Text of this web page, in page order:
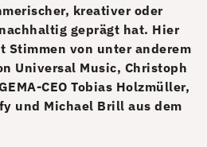
kreativer oder
geprägt hat. Hier
Stimmen von unter anderem
Universal Music, Christoph
CEO Tobias Holzmüller,
und Michael Brill aus dem